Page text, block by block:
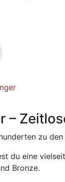
–
zu
du eine
Bronze.